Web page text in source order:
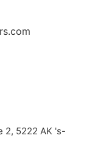
2, 5222 AK 's-